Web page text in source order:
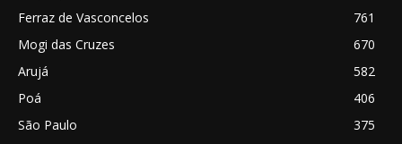
Ferraz de Vasconcelos
761
Mogi das Cruzes
670
Arujá
582
Poá
406
São Paulo
375